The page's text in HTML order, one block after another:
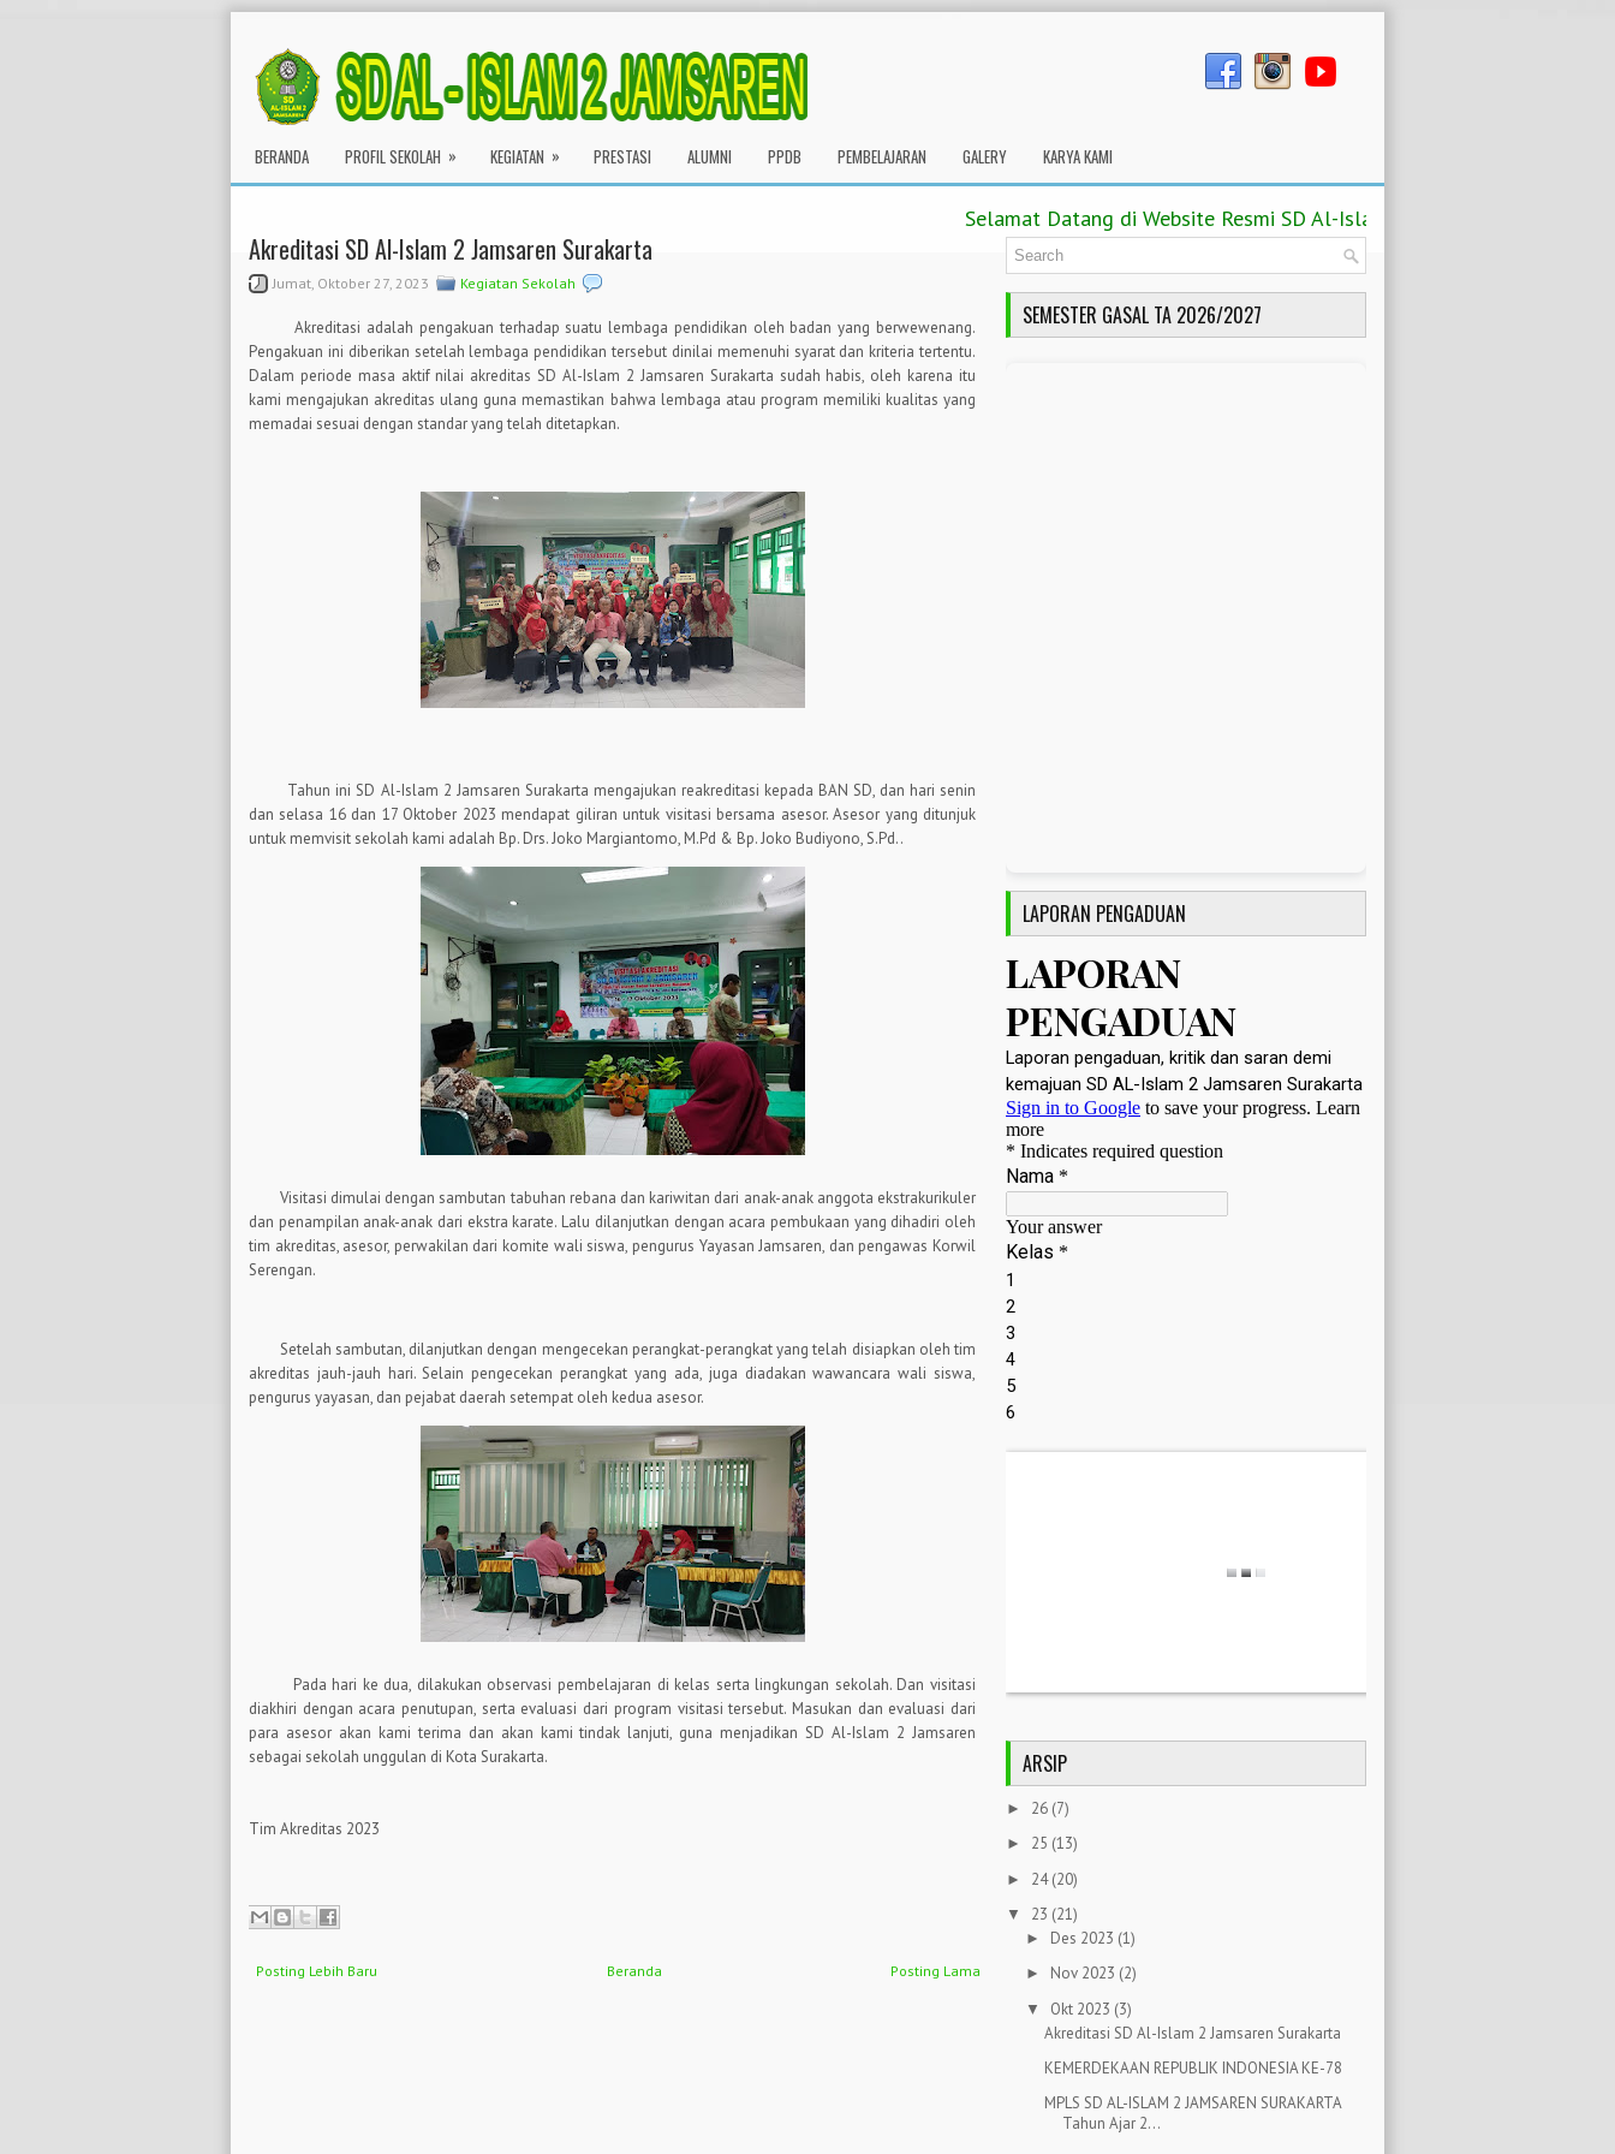
BERANDA PROFIL SEKOLAH » KEGIATAN » PRESTASI ALUMNI PPDB PEMBELAJARAN GALERY KARYA KAMI
Selamat Datang di Website Resmi SD Al-Islam 2 Jamsaren Surakarta TA
Akreditasi SD Al-Islam 2 Jamsaren Surakarta
Jumat, Oktober 27, 2023 Kegiatan Sekolah
Akreditasi adalah pengakuan terhadap suatu lembaga pendidikan oleh badan yang berwewenang.
Pengakuan ini diberikan setelah lembaga pendidikan tersebut dinilai memenuhi syarat dan kriteria tertentu.
Dalam periode masa aktif nilai akreditas SD Al-Islam 2 Jamsaren Surakarta sudah habis, oleh karena itu
kami mengajukan akreditas ulang guna memastikan bahwa lembaga atau program memiliki kualitas yang
memadai sesuai dengan standar yang telah ditetapkan.
Tahun ini SD Al-Islam 2 Jamsaren Surakarta mengajukan reakreditasi kepada BAN SD, dan hari senin
dan selasa 16 dan 17 Oktober 2023 mendapat giliran untuk visitasi bersama asesor. Asesor yang ditunjuk
untuk memvisit sekolah kami adalah Bp. Drs. Joko Margiantomo, M.Pd & Bp. Joko Budiyono, S.Pd..
Visitasi dimulai dengan sambutan tabuhan rebana dan kariwitan dari anak-anak anggota ekstrakurikuler
dan penampilan anak-anak dari ekstra karate. Lalu dilanjutkan dengan acara pembukaan yang dihadiri oleh
tim akreditas, asesor, perwakilan dari komite wali siswa, pengurus Yayasan Jamsaren, dan pengawas Korwil
Serengan.
Setelah sambutan, dilanjutkan dengan mengecekan perangkat-perangkat yang telah disiapkan oleh tim
akreditas jauh-jauh hari. Selain pengecekan perangkat yang ada, juga diadakan wawancara wali siswa,
pengurus yayasan, dan pejabat daerah setempat oleh kedua asesor.
Pada hari ke dua, dilakukan observasi pembelajaran di kelas serta lingkungan sekolah. Dan visitasi
diakhiri dengan acara penutupan, serta evaluasi dari program visitasi tersebut. Masukan dan evaluasi dari
para asesor akan kami terima dan akan kami tindak lanjuti, guna menjadikan SD Al-Islam 2 Jamsaren
sebagai sekolah unggulan di Kota Surakarta.
Tim Akreditas 2023
Posting Lebih Baru Posting Lama
Beranda
SEMESTER GASAL TA 2026/2027
LAPORAN PENGADUAN
ARSIP
► 26 (7)
► 25 (13)
► 24(20)
▼ 23 (21)
► Des 2023 (1)
► Nov 2023 (2)
▼ Okt 2023 (3)
Akreditasi SD Al-Islam 2 Jamsaren Surakarta
KEMERDEKAAN REPUBLIK INDONESIA KE-78
MPLS SD AL-ISLAM 2 JAMSAREN SURAKARTA
Tahun Ajar 2...